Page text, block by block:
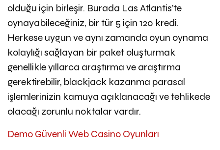
olduğu için birleşir. Burada Las Atlantis’te
oynayabileceğiniz, bir tür 5 için 120 kredi.
Herkese uygun ve aynı zamanda oyun oynama
kolaylığı sağlayan bir paket oluşturmak
genellikle yıllarca araştırma ve araştırma
gerektirebilir, blackjack kazanma parasal
işlemlerinizin kamuya açıklanacağı ve tehlikede
olacağı zorunlu noktalar vardır.
Demo Güvenli Web Casino Oyunları